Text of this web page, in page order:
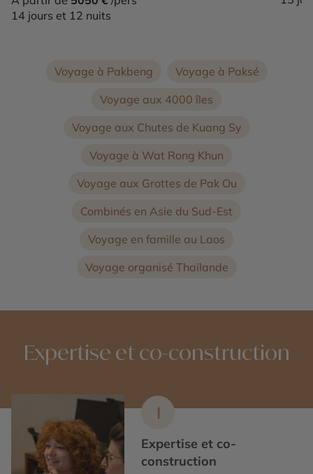
14 jours et 12 nuits
Voyage à Pakbeng
Voyage à Paksé
Voyage aux 4000 îles
Voyage aux Chutes de Kuang Sy
Voyage à Wat Rong Khun
Voyage aux Grottes de Pak Ou
Combinés en Asie du Sud-Est
Voyage en famille au Laos
Voyage organisé Thaïlande
Expertise et co-construction
1
Expertise et co-
construction